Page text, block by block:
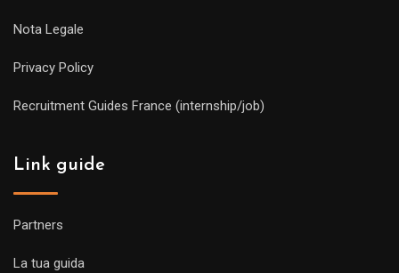
Nota Legale
Privacy Policy
Recruitment Guides France (internship/job)
Link guide
Partners
La tua guida